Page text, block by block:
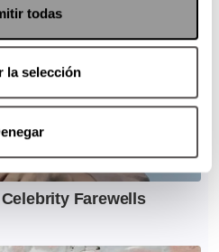
todas
la selección